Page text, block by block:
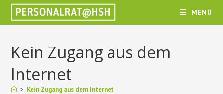
MENÜ
Kein Zugang aus dem
Internet
> Kein Zugang aus dem Internet